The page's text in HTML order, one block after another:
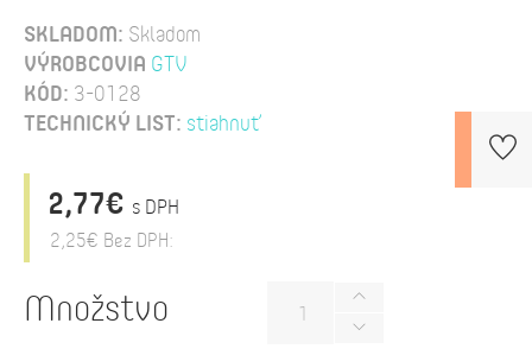
SKLADOM: Skladom
VÝROBCOVIA GTV
KÓD: 3-0128
TECHNICKÝ LIST: stiahnuť
2,77€ s DPH
2,25€ Bez DPH:
Množstvo